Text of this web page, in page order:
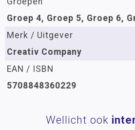
Groep 4, Groep 5, Groep 6,
Merk / Uitgever
Creativ Company
EAN / ISBN
5708848360229
Wellicht ook